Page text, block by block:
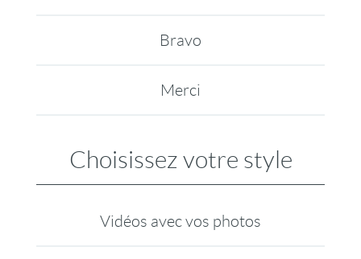
Bravo
Merci
Choisissez votre style
Vidéos avec vos photos